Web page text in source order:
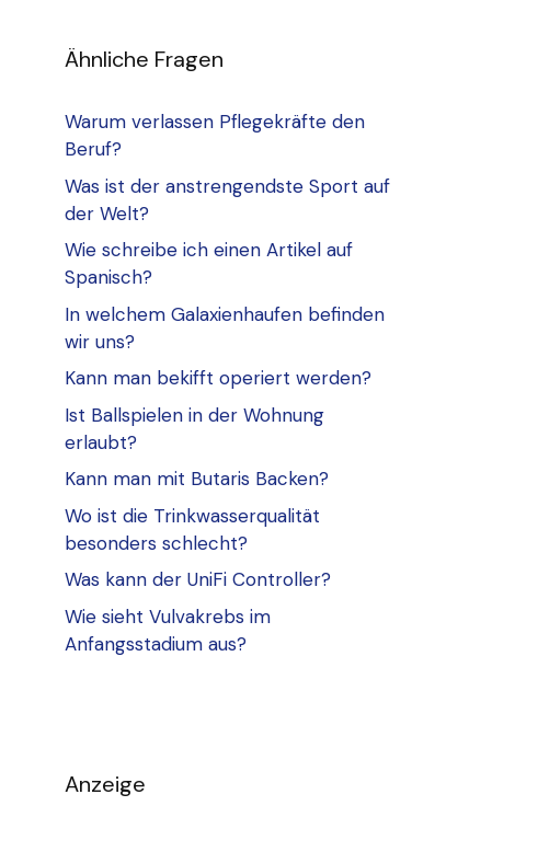
Ähnliche Fragen
Warum verlassen Pflegekräfte den
Beruf?
Was ist der anstrengendste Sport auf
der Welt?
Wie schreibe ich einen Artikel auf
Spanisch?
In welchem Galaxienhaufen befinden
wir uns?
Kann man bekifft operiert werden?
Ist Ballspielen in der Wohnung
erlaubt?
Kann man mit Butaris Backen?
Wo ist die Trinkwasserqualität
besonders schlecht?
Was kann der UniFi Controller?
Wie sieht Vulvakrebs im
Anfangsstadium aus?
Anzeige